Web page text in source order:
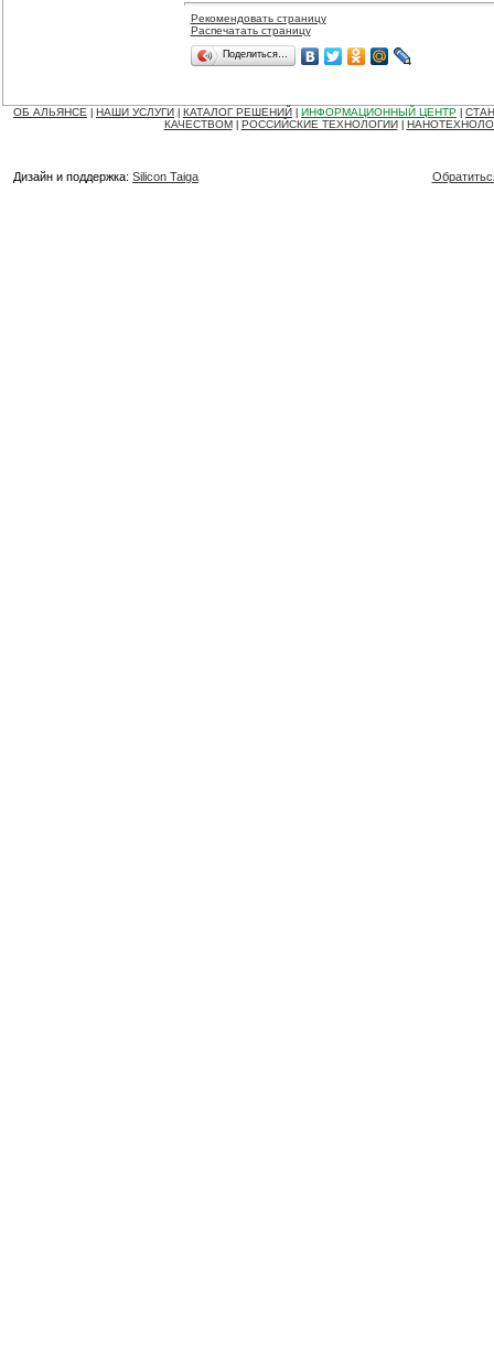
Рекомендовать страницу
Распечатать страницу
Поделиться…
ОБ АЛЬЯНСЕ НАШИ УСЛУГИ КАТАЛОГ РЕШЕНИЙ ИНФОРМАЦИОННЫЙ ЦЕНТР
КАЧЕСТВОМ
РОССИЙСКИЕ ТЕХНОЛОГИИ
Дизайн и поддержка: Silicon Taiga